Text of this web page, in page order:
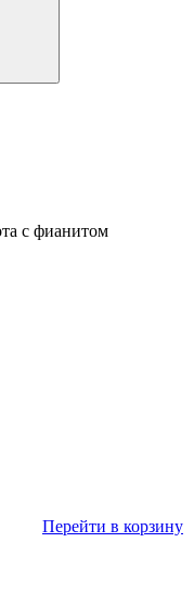
с фианитом
Перейти в корзину